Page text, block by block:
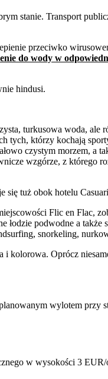
stanie. Transport
przeciwko
do wody w
hindusi.
turkusowa woda,
tych, którzy kochają
czystym morzem,
wzgórze, z którego
się tuż obok hotelu
Flic en Flac,
łodzie podwodne a
snorkeling,
i kolorowa. Oprócz
wylotem przy
w wysokości 3